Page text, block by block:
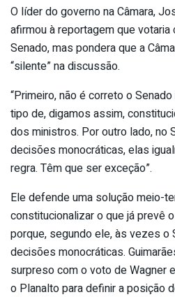
O líder do governo na Câmara,
afirmou à reportagem que votaria
Senado, mas pondera que a
“silente” na discussão.
“Primeiro, não é correto o
tipo de, digamos assim,
dos ministros. Por outro lado, no
decisões monocráticas, elas
regra. Têm que ser exceção”.
Ele defende uma solução meio-
constitucionalizar o que já prevê
porque, segundo ele, às vezes o
decisões monocráticas.
surpreso com o voto de Wagner
o Planalto para definir a posição